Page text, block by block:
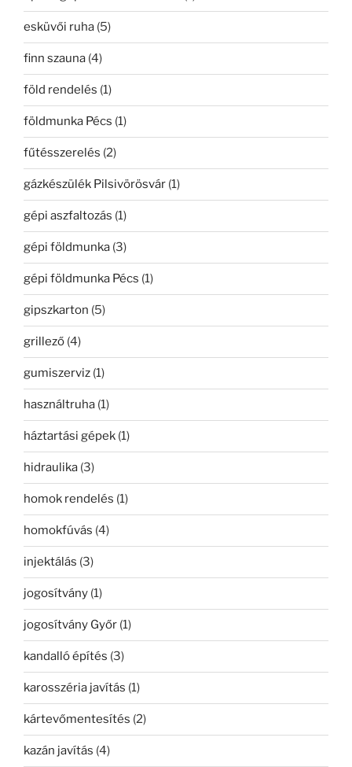
esküvői ruha (5)
finn szauna (4)
föld rendelés (1)
földmunka Pécs (1)
fűtésszerelés (2)
gázkészülék Pilsivörösvár (1)
gépi aszfaltozás (1)
gépi földmunka (3)
gépi földmunka Pécs (1)
gipszkarton (5)
grillező (4)
gumiszerviz (1)
használtruha (1)
háztartási gépek (1)
hidraulika (3)
homok rendelés (1)
homokfúvás (4)
injektálás (3)
jogosítvány (1)
jogosítvány Győr (1)
kandalló építés (3)
karosszéria javítás (1)
kártevőmentesítés (2)
kazán javítás (4)